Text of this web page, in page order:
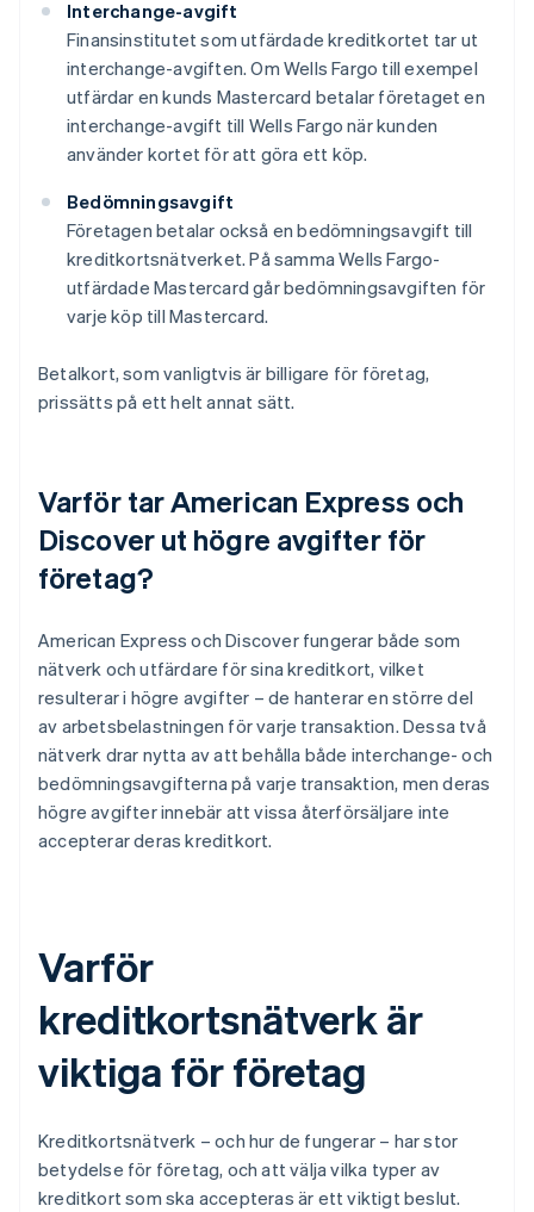
Interchange-avgift
Finansinstitutet som utfärdade kreditkortet tar ut
interchange-avgiften. Om Wells Fargo till exempel
utfärdar en kunds Mastercard betalar företaget en
interchange-avgift till Wells Fargo när kunden
använder kortet för att göra ett köp.
Bedömningsavgift
Företagen betalar också en bedömningsavgift till
kreditkortsnätverket. På samma Wells Fargo-
utfärdade Mastercard går bedömningsavgiften för
varje köp till Mastercard.
Betalkort, som vanligtvis är billigare för företag,
prissätts på ett helt annat sätt.
Varför tar American Express och
Discover ut högre avgifter för
företag?
American Express och Discover fungerar både som
nätverk och utfärdare för sina kreditkort, vilket
resulterar i högre avgifter – de hanterar en större del
av arbetsbelastningen för varje transaktion. Dessa två
nätverk drar nytta av att behålla både interchange- och
bedömningsavgifterna på varje transaktion, men deras
högre avgifter innebär att vissa återförsäljare inte
accepterar deras kreditkort.
Varför
kreditkortsnätverk är
viktiga för företag
Kreditkortsnätverk – och hur de fungerar – har stor
betydelse för företag, och att välja vilka typer av
kreditkort som ska accepteras är ett viktigt beslut.